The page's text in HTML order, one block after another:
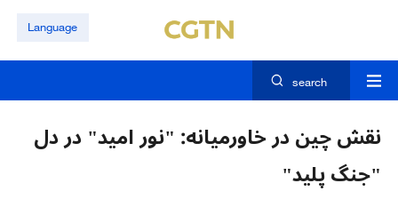
Language
search
نقش چین در خاورمیانه: "نور امید" در دل
"جنگ پلید"